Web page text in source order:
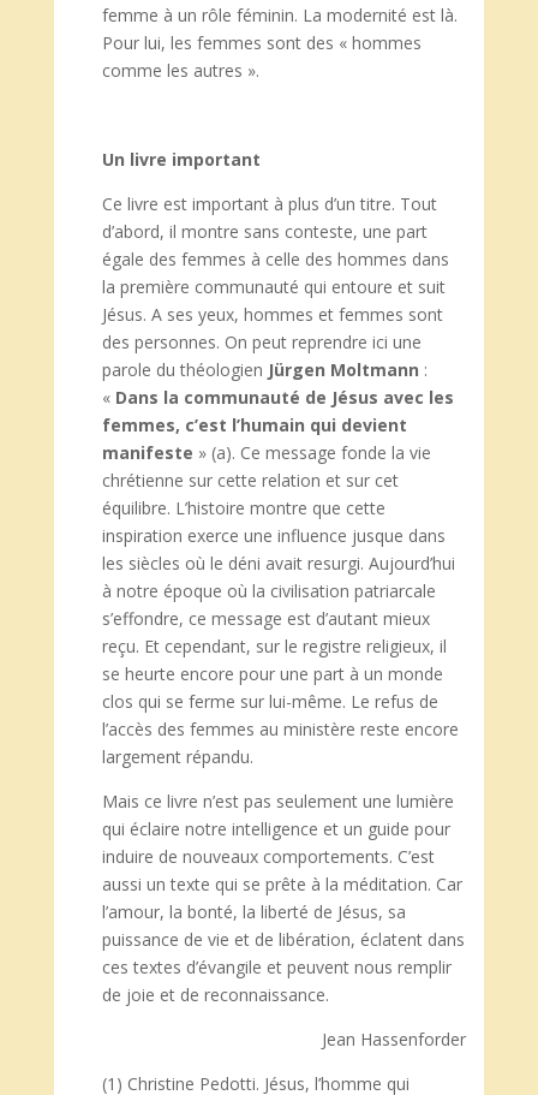
femme à un rôle féminin. La modernité est là.
Pour lui, les femmes sont des « hommes
comme les autres ».
Un livre important
Ce livre est important à plus d’un titre. Tout
d’abord, il montre sans conteste, une part
égale des femmes à celle des hommes dans
la première communauté qui entoure et suit
Jésus. A ses yeux, hommes et femmes sont
des personnes. On peut reprendre ici une
parole du théologien Jürgen Moltmann :
« Dans la communauté de Jésus avec les
femmes, c’est l’humain qui devient
manifeste » (a). Ce message fonde la vie
chrétienne sur cette relation et sur cet
équilibre. L’histoire montre que cette
inspiration exerce une influence jusque dans
les siècles où le déni avait resurgi. Aujourd’hui
à notre époque où la civilisation patriarcale
s’effondre, ce message est d’autant mieux
reçu. Et cependant, sur le registre religieux, il
se heurte encore pour une part à un monde
clos qui se ferme sur lui-même. Le refus de
l’accès des femmes au ministère reste encore
largement répandu.
Mais ce livre n’est pas seulement une lumière
qui éclaire notre intelligence et un guide pour
induire de nouveaux comportements. C’est
aussi un texte qui se prête à la méditation. Car
l’amour, la bonté, la liberté de Jésus, sa
puissance de vie et de libération, éclatent dans
ces textes d’évangile et peuvent nous remplir
de joie et de reconnaissance.
Jean Hassenforder
(1) Christine Pedotti. Jésus, l’homme qui